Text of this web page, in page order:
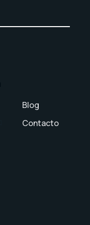
Blog
Contacto